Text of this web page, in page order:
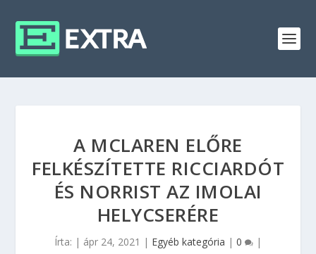
A MCLAREN ELŐRE
FELKÉSZÍTETTE RICCIARDÓT
ÉS NORRIST AZ IMOLAI
HELYCSERÉRE
Írta: | ápr 24, 2021 | Egyéb kategória | 0 |